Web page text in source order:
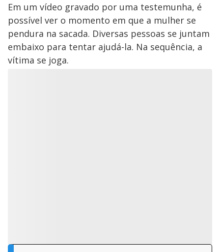
Em um vídeo gravado por uma testemunha, é
possível ver o momento em que a mulher se
pendura na sacada. Diversas pessoas se juntam
embaixo para tentar ajudá-la. Na sequência, a
vítima se joga.